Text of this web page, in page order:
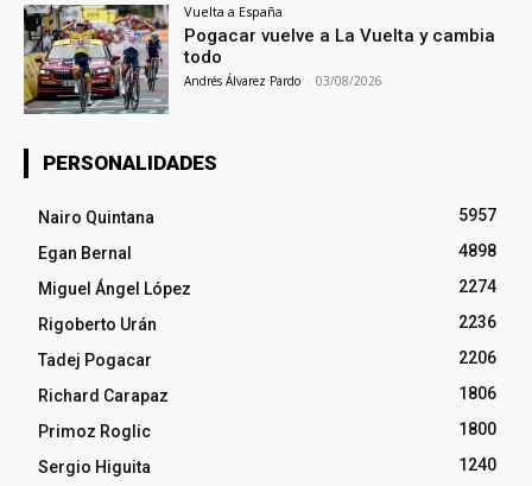
Vuelta a España
Pogacar vuelve a La Vuelta y cambia
todo
Andrés Álvarez Pardo - 03/08/2026
PERSONALIDADES
Nairo Quintana
5957
Egan Bernal
4898
Miguel Ángel López
2274
Rigoberto Urán
2236
Tadej Pogacar
2206
Richard Carapaz
1806
Primoz Roglic
1800
Sergio Higuita
1240